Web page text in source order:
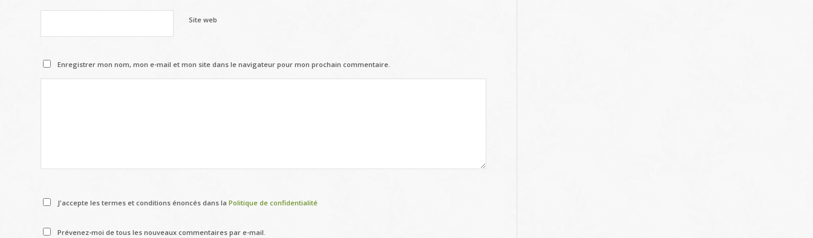
Site web
Enregistrer mon nom, mon e-mail et mon site dans le navigateur pour mon prochain commentaire.
J'accepte les termes et conditions énoncés dans la Politique de confidentialité
Prévenez-moi de tous les nouveaux commentaires par e-mail.